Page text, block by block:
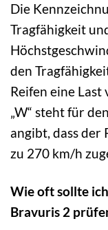
Die
Tragfähigkeit
den
Reifen eine Last
„W“ steht für
angibt, dass der
zu 270 km/h
Wie oft sollte
Bravuris 2